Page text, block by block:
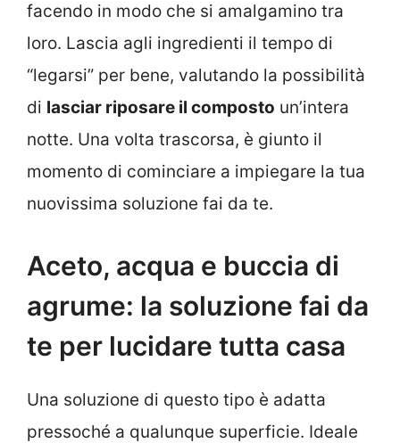
facendo in modo che si amalgamino tra
loro. Lascia agli ingredienti il tempo di
“legarsi” per bene, valutando la possibilità
di lasciar riposare il composto un’intera
notte. Una volta trascorsa, è giunto il
momento di cominciare a impiegare la tua
nuovissima soluzione fai da te.
Aceto, acqua e buccia di
agrume: la soluzione fai da
te per lucidare tutta casa
Una soluzione di questo tipo è adatta
pressoché a qualunque superficie. Ideale